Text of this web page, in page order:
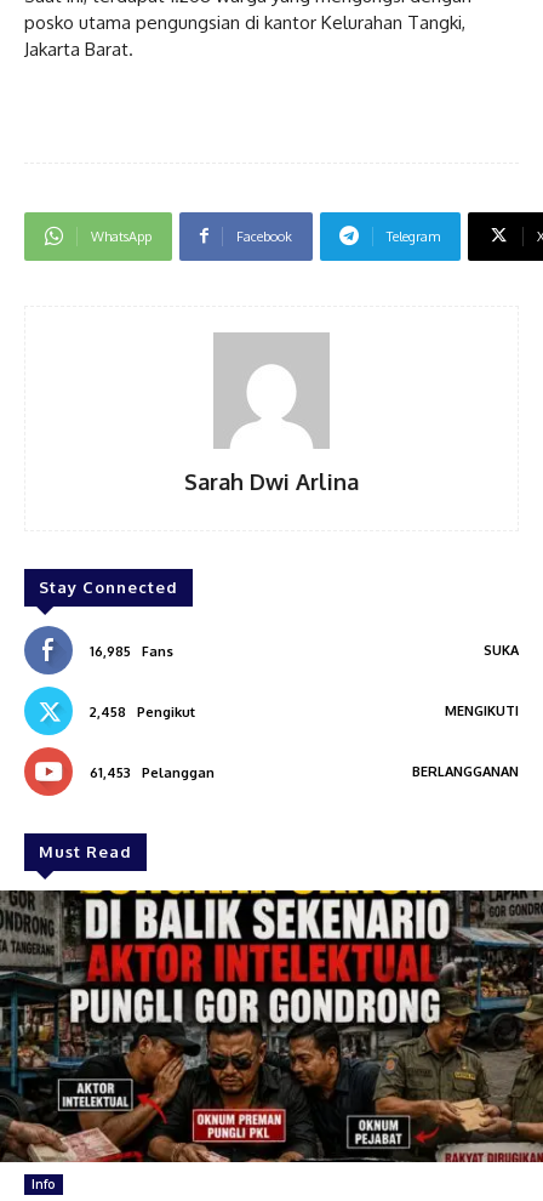
posko utama pengungsian di kantor Kelurahan Tangki,
Jakarta Barat.
WhatsApp Facebook Telegram
Sarah Dwi Arlina
Stay Connected
16,985 Fans SUKA
2,458 Pengikut MENGIKUTI
61,453 Pelanggan BERLANGGANAN
Must Read
Info